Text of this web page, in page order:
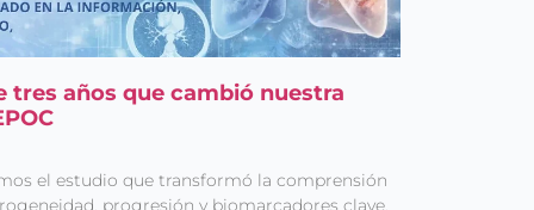
tres años que cambió nuestra
el estudio que transformó la comprensión
progresión y biomarcadores clave.